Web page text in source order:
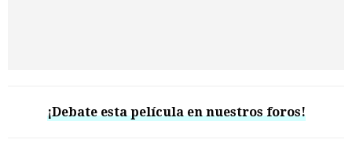
¡Debate esta película en nuestros foros!